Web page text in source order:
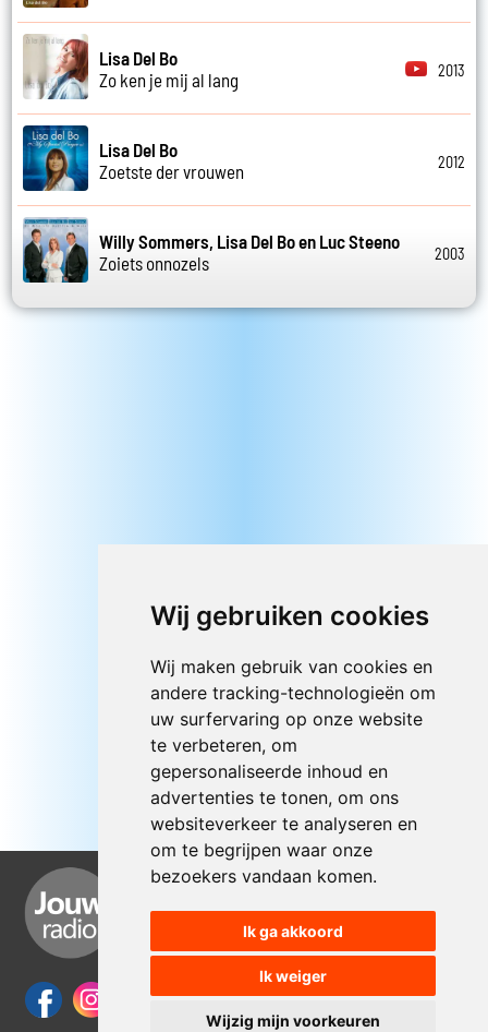
Wij gebruiken cookies
Wij maken gebruik van cookies en
andere tracking-technologieën om
uw surfervaring op onze website
te verbeteren, om
gepersonaliseerde inhoud en
advertenties te tonen, om ons
websiteverkeer te analyseren en
om te begrijpen waar onze
bezoekers vandaan komen.
Ik ga akkoord
Ik weiger
Wijzig mijn voorkeuren
Lisa Del Bo
Zo ken je mij al lang
2013
Lisa Del Bo
Zoetste der vrouwen
2012
Willy Sommers, Lisa Del Bo en Luc Steeno
Zoiets onnozels
2003